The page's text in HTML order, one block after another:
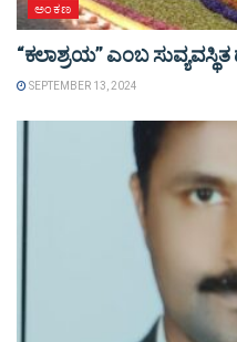
ಅಂಕಣ
“ಕಲಾಶ್ರಯ” ಎಂಬ ಸುವ್ಯವಸ್ಥಿತ
SEPTEMBER 13, 2024